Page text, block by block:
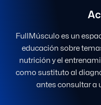
FullMúsculo es un
educación sobre
nutrición y el
como sustituto al
antes consultar a